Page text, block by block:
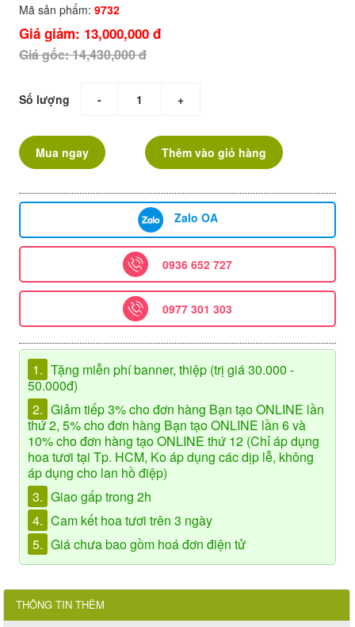
Mã sản phẩm: 9732
Giá giảm: 13,000,000 đ
Giá gốc: 14,430,000 đ
Số lượng - +
Mua ngay Thêm vào giỏ hàng
Zalo OA
0936 652 727
0977 301 303
1. Tặng miễn phí banner, thiệp (trị giá 30.000 -
50.000đ)
2. Giảm tiếp 3% cho đơn hàng Bạn tạo ONLINE lần
thứ 2, 5% cho đơn hàng Bạn tạo ONLINE lần 6 và
10% cho đơn hàng tạo ONLINE thứ 12 (Chỉ áp dụng
hoa tươi tại Tp. HCM, Ko áp dụng các dịp lễ, không
áp dụng cho lan hồ điệp)
3. Giao gấp trong 2h
4. Cam kết hoa tươi trên 3 ngày
5. Giá chưa bao gồm hoá đơn điện tử
THÔNG TIN THÊM